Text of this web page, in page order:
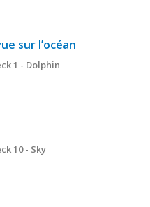
sur l’océan
1 - Dolphin
10 - Sky